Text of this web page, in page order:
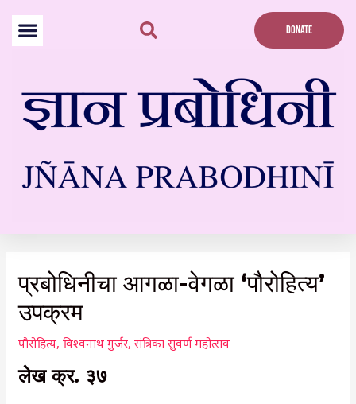
content
DONATE
प्रबोधिनीचा आगळा-वेगळा ‘पौरोहित्य’
उपक्रम
पौरोहित्य,विश्वनाथ गुर्जर,संत्रिका सुवर्ण महोत्सव
लेख क्र. ३७